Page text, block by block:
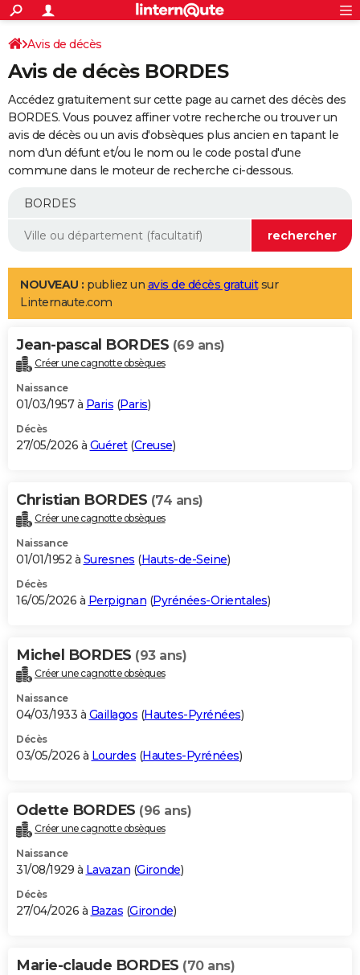
ACTUALITÉS
Politique
Société
Faits Divers
Education
Monde
Villes
+
SPORT
Coupe du monde 2026
Football
Tennis
Cyclisme
Rugby
Forum
Programme TV
TNT
Streaming
Cinéma
Sorties cinéma
Musique
+
FINANCE
Retraite
Epargne
Immobilier
Risques naturels par ville
Banque
Assurance
AUTO
Essais
Réserver un essai
Citadines
Berlines
SUV
Forum auto
+
Mobiles
Meilleur smartphone
Internet
Ordinateurs
Jeux vidéo
Guide high-tech
Aménagement intérieur
LIFESTYLE
Art de vivre
Bien-être
Loisirs
Mode
Modes de vie
Alimentation
Guide de la santé
Maladies
Médicaments
Sommeil
VOYAGE
Destinations
City break
Voyage nature
Voyage de noces
Forum
Climat
+PHOTO
GUIDES D'ACHAT
BONS PLANS
Carte de Noël
Carte Bonne année
Carte Saint-Valentin
Carte Pâques
Carte d'anniversaire
DICTIONNAIRE
Dictionnaire
Biographies
Citations
Expressions
Proverbes
PROGRAMME TV
S'inscrire
Se connecter
Lycées
Collèges
Primaires
Universités
Entreprises
Service militaire
Avis de recherche
AVIS DE DÉCÈS
Bricolage
Lifestyle
Culture
Sport
Auto
Television
Voyage
Cinema
Avis de décès
Avis de décès BORDES
Accédez gratuitement sur cette page au carnet des décès des
BORDES. Vous pouvez affiner votre recherche ou trouver un
avis de décès ou un avis d'obsèques plus ancien en tapant le
nom d'un défunt et/ou le nom ou le code postal d'une
commune dans le moteur de recherche ci-dessous.
NOUVEAU : publiez un avis de décès gratuitsur
Linternaute.com
Jean-pascal BORDES (69 ans)
Créer une cagnotte obsèques
Naissance
01/03/1957 à Paris (Paris)
Décès
27/05/2026 à Guéret(Creuse)
Christian BORDES (74 ans)
Créer une cagnotte obsèques
Naissance
01/01/1952 à Suresnes (Hauts-de-Seine)
Décès
16/05/2026 à Perpignan (Pyrénées-Orientales)
Michel BORDES (93 ans)
Créer une cagnotte obsèques
Naissance
04/03/1933 à Gaillagos (Hautes-Pyrénées)
Décès
03/05/2026 à Lourdes (Hautes-Pyrénées)
Odette BORDES (96 ans)
Créer une cagnotte obsèques
Naissance
31/08/1929 à Lavazan (Gironde)
Décès
27/04/2026 à Bazas (Gironde)
Marie-claude BORDES (70 ans)